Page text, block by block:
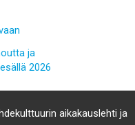
ja
2026
aikakauslehti ja